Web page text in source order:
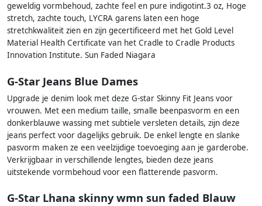
geweldig vormbehoud, zachte feel en pure indigotint.3 oz, Hoge
stretch, zachte touch, LYCRA garens laten een hoge
stretchkwaliteit zien en zijn gecertificeerd met het Gold Level
Material Health Certificate van het Cradle to Cradle Products
Innovation Institute. Sun Faded Niagara
G-Star Jeans Blue Dames
Upgrade je denim look met deze G-star Skinny Fit Jeans voor
vrouwen. Met een medium taille, smalle beenpasvorm en een
donkerblauwe wassing met subtiele versleten details, zijn deze
jeans perfect voor dagelijks gebruik. De enkel lengte en slanke
pasvorm maken ze een veelzijdige toevoeging aan je garderobe.
Verkrijgbaar in verschillende lengtes, bieden deze jeans
uitstekende vormbehoud voor een flatterende pasvorm.
G-Star Lhana skinny wmn sun faded Blauw